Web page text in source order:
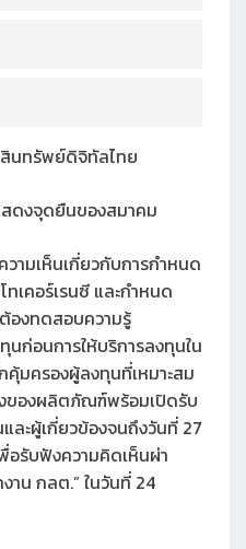
นทรัพย์ดิจิทัลไทย
สดงจุดยืนของสมาคม
ามเห็นเกี่ยวกับการกำหนด
เคอร์เรนซี และกำหนด
องทดสอบความรู้
ก่อนการให้บริการลงทุนใน
มครองผู้ลงทุนที่เหมาะสม
ของผลิตภัณฑ์พร้อมเปิดรับ
ละผู้เกี่ยวข้องจนถึงวันที่ 27
อรับฟังความคิดเห็นผ่า
าน กลต.” ในวันที่ 24